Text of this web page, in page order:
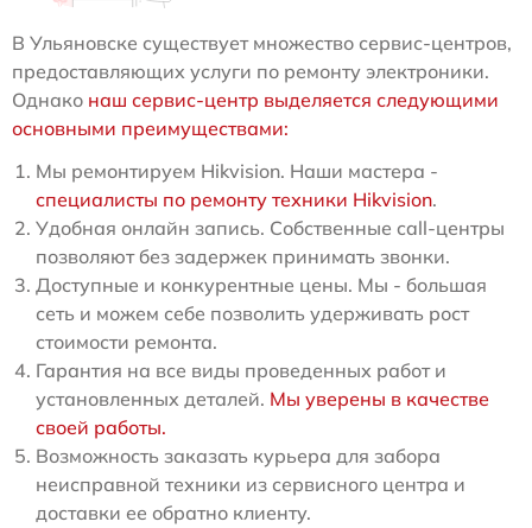
В Ульяновске существует множество сервис-центров,
предоставляющих услуги по ремонту электроники.
Однако наш сервис-центр выделяется следующими
основными преимуществами:
Мы ремонтируем Hikvision. Наши мастера -
специалисты по ремонту техники Hikvision.
Удобная онлайн запись. Собственные call-центры
позволяют без задержек принимать звонки.
Доступные и конкурентные цены. Мы - большая
сеть и можем себе позволить удерживать рост
стоимости ремонта.
Гарантия на все виды проведенных работ и
установленных деталей. Мы уверены в качестве
своей работы.
Возможность заказать курьера для забора
неисправной техники из сервисного центра и
доставки ее обратно клиенту.